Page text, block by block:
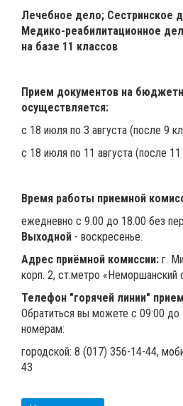
Лечебное дело; Сестринское
Медико-реабилитационное
на базе 11 классов
Прием документов на
осуществляется:
с 18 июля по 3 августа (после 9
с 18 июля по 11 августа (после
Время работы приемной
ежедневно с 9.00 до 18.00 без
Выходной - воскресенье.
Адрес приёмной комиссии: г.
корп. 2, ст.метро «Неморшанский
Телефон "горячей линии"
Обратиться вы можете с 09:00 до
номерам:
городской: 8 (017) 356-14-44,
43